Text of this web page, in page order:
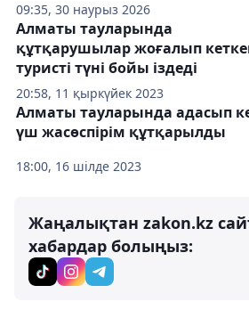
09:35, 30 наурыз 2026
20:58, 11 қыркүйек 2023
Алматы тауларында
құтқарушылар жоғалып
туристі түні бойы іздеді
18:00, 16 шілде 2023
Алматы тауларында адасып
үш жасөспірім құтқарылды
Жаңалықтан zakon.kz
хабардар болыңыз: